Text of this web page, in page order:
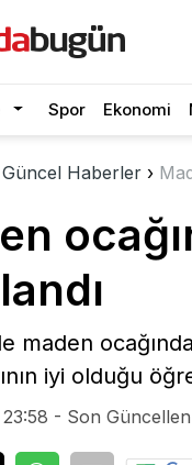
Spor Ekonomi
Güncel Haberler ›
maden
iyi olduğu
- Son